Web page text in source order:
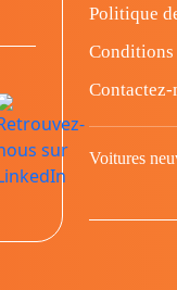
Politique
Conditions
Contactez-
Voitures